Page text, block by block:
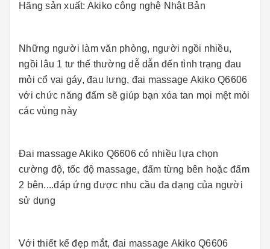
Hãng sản xuất: Akiko công nghệ Nhật Bản
Những người làm văn phòng, người ngồi nhiều,
ngồi lâu 1 tư thế thường dễ dẫn đến tình trạng đau
mỏi cổ vai gáy, đau lưng, đai massage Akiko Q6606
với chức năng đấm sẽ giúp bạn xóa tan mọi mệt mỏi
các vùng này
Đai massage Akiko Q6606 có nhiều lựa chọn
cường độ, tốc độ massage, đấm từng bên hoặc đấm
2 bên....đáp ứng được nhu cầu đa dạng của người
sử dụng
Với thiết kế đẹp mắt, đai massage Akiko Q6606